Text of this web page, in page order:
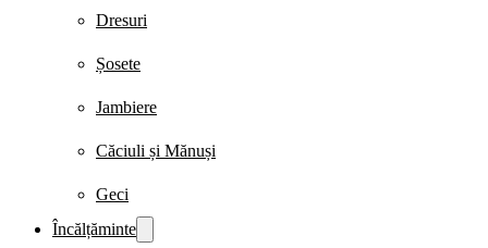
Dresuri
Șosete
Jambiere
Căciuli și Mănuși
Geci
Încălțăminte